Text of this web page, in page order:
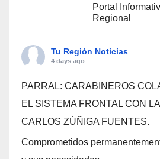
Portal
Regional
Tu Región Noticias
4 days ago
PARRAL: CARABINEROS
EL SISTEMA FRONTAL CON
CARLOS ZÚÑIGA FUENTES.
Comprometidos